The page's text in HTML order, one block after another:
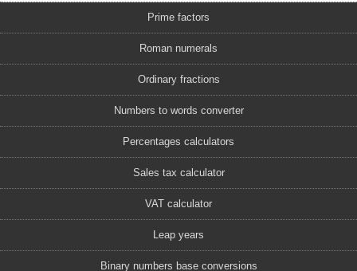
Prime factors
Roman numerals
Ordinary fractions
Numbers to words converter
Percentages calculators
Sales tax calculator
VAT calculator
Leap years
Binary numbers base conversions